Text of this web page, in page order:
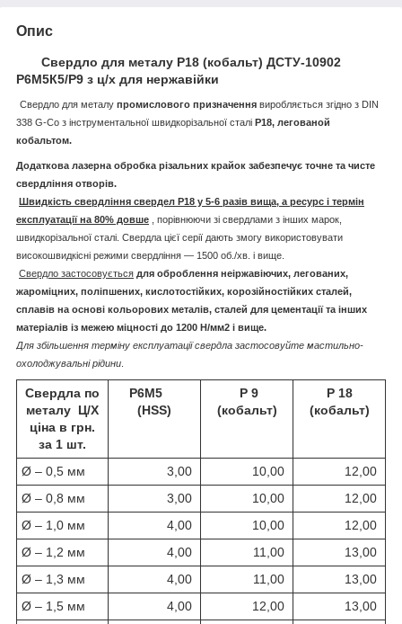
Опис
Свердло для металу Р18 (кобальт) ДСТУ-10902
Р6М5К5/Р9 з ц/х для нержавійки
Свердло для металу промислового призначення виробляється згідно з DIN
338 G-Co з інструментальної швидкорізальної сталі Р18, легованой
кобальтом.
Додаткова лазерна обробка різальних крайок забезпечує точне та чисте
свердління отворів.
Швидкість свердління свердел Р18 у 5-6 разів вища, а ресурс і термін
експлуатації на 80% довше , порівнюючи зі свердлами з інших марок,
швидкорізальної сталі. Свердла цієї серії дають змогу використовувати
високошвидкісні режими свердління — 1500 об./хв. і вище.
Свердло застосовується для оброблення неіржавіючих, легованих,
жароміцних, поліпшених, кислотостійких, корозійностійких сталей,
сплавів на основі кольорових металів, сталей для цементації та інших
матеріалів із межею міцності до 1200 Н/мм2 і вище.
Для збільшення терміну експлуатації свердла застосовуйте мастильно-
охолоджувальні рідини
Свердла по
металу Ц/Х
ціна в грн.
за 1 шт.
P6M5
(HSS)
Р 9
(кобальт)
Р 18
(кобальт)
Ø – 0,5 мм 3,00 10,00
12,00
Ø – 0,8 мм
3,00 10,00
12,00
Ø – 1,0 мм
4,00 10,00
12,00
Ø – 1,2 мм
4,00 11,00
13,00
Ø – 1,3 мм
4,00 11,00
13,00
Ø – 1,5 мм
4,00 12,00
13,00